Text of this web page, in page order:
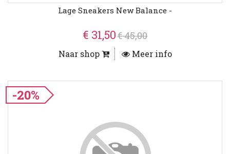
Lage Sneakers New Balance -
€ 31,50€ 45,00
Naar shop Meer info
-20%